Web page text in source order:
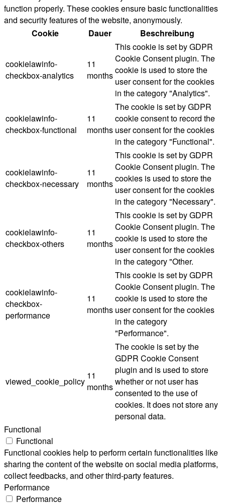
function properly. These cookies ensure basic functionalities
and security features of the website, anonymously.
Cookie
Dauer Beschreibung
cookielawinfo-
checkbox-analytics
11
months
This cookie is set by GDPR
Cookie Consent plugin. The
cookie is used to store the
user consent for the cookies
in the category "Analytics".
cookielawinfo-
checkbox-functional
11
months
The cookie is set by GDPR
cookie consent to record the
user consent for the cookies
in the category "Functional".
cookielawinfo-
checkbox-necessary
11
months
This cookie is set by GDPR
Cookie Consent plugin. The
cookies is used to store the
user consent for the cookies
in the category "Necessary".
cookielawinfo-
checkbox-others
11
months
This cookie is set by GDPR
Cookie Consent plugin. The
cookie is used to store the
user consent for the cookies
in the category "Other.
cookielawinfo-
checkbox-
performance
11
months
This cookie is set by GDPR
Cookie Consent plugin. The
cookie is used to store the
user consent for the cookies
in the category
"Performance".
viewed_cookie_policy
11
months
The cookie is set by the
GDPR Cookie Consent
plugin and is used to store
whether or not user has
consented to the use of
cookies. It does not store any
personal data.
Functional
Functional
Functional cookies help to perform certain functionalities like
sharing the content of the website on social media platforms,
collect feedbacks, and other third-party features.
Performance
Performance